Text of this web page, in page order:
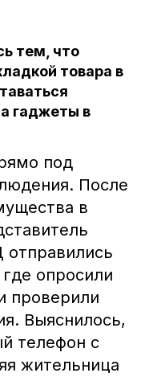
тем, что
товара в
гаджеты в
под
После
в
опросили
проверили
Выяснилось,
телефон с
жительница